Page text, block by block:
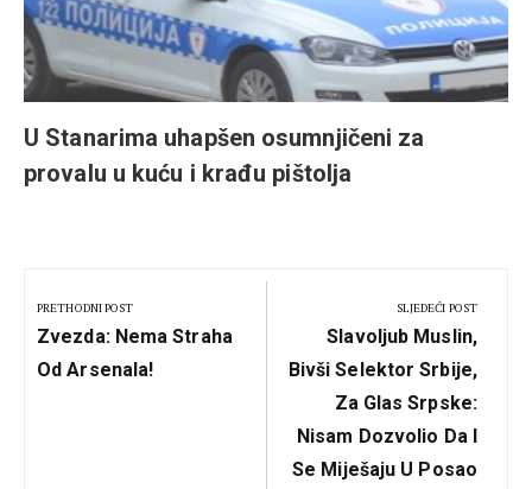
U Stanarima uhapšen osumnjičeni za
provalu u kuću i krađu pištolja
članka
PRETHODNI POST
Previous
Post:
Zvezda: Nema Straha
Od Arsenala!
SLJEDEĆI POST
Next
Post:
Slavoljub Muslin,
Bivši Selektor Srbije,
Za Glas Srpske:
Nisam Dozvolio Da I
Se Miješaju U Posao